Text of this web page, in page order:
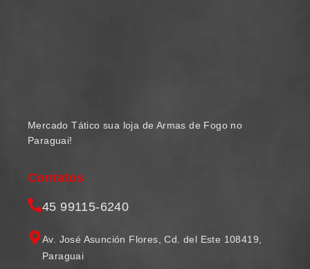
Mercado Tático sua loja de Armas de Fogo no
Paraguai!
Contatos
45 99115-6240
Av. José Asunción Flores, Cd. del Este 108419,
Paraguai